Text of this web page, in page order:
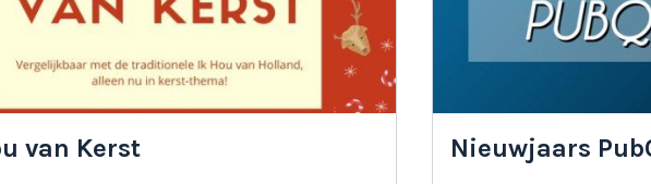
van Kerst
Nieuwjaars